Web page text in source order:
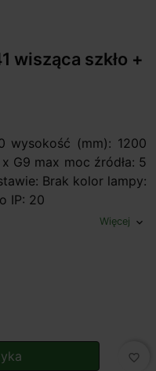
wisząca szkło +
wysokość (mm): 1200
G9 max moc źródła: 5
Brak kolor lampy:
IP: 20
Więcej expand_more
favorite_border